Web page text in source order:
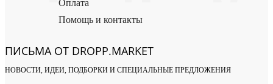
Оплата
Помощь и контакты
ПИСЬМА ОТ DROPP.MARKET
НОВОСТИ, ИДЕИ, ПОДБОРКИ И СПЕЦИАЛЬНЫЕ ПРЕДЛОЖЕНИЯ